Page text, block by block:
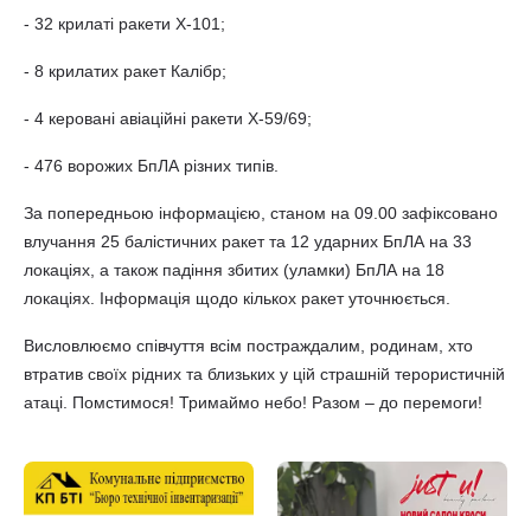
- 32 крилаті ракети Х-101;
- 8 крилатих ракет Калібр;
- 4 керовані авіаційні ракети Х-59/69;
- 476 ворожих БпЛА різних типів.
За попередньою інформацією, станом на 09.00 зафіксовано
влучання 25 балістичних ракет та 12 ударних БпЛА на 33
локаціях, а також падіння збитих (уламки) БпЛА на 18
локаціях. Інформація щодо кількох ракет уточнюється.
Висловлюємо співчуття всім постраждалим, родинам, хто
втратив своїх рідних та близьких у цій страшній терористичній
атаці. Помстимося! Тримаймо небо! Разом – до перемоги!